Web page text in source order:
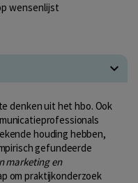
wensenlijst
denken uit het hbo. Ook
houding hebben,
gefundeerde
marketing en
om praktijkonderzoek